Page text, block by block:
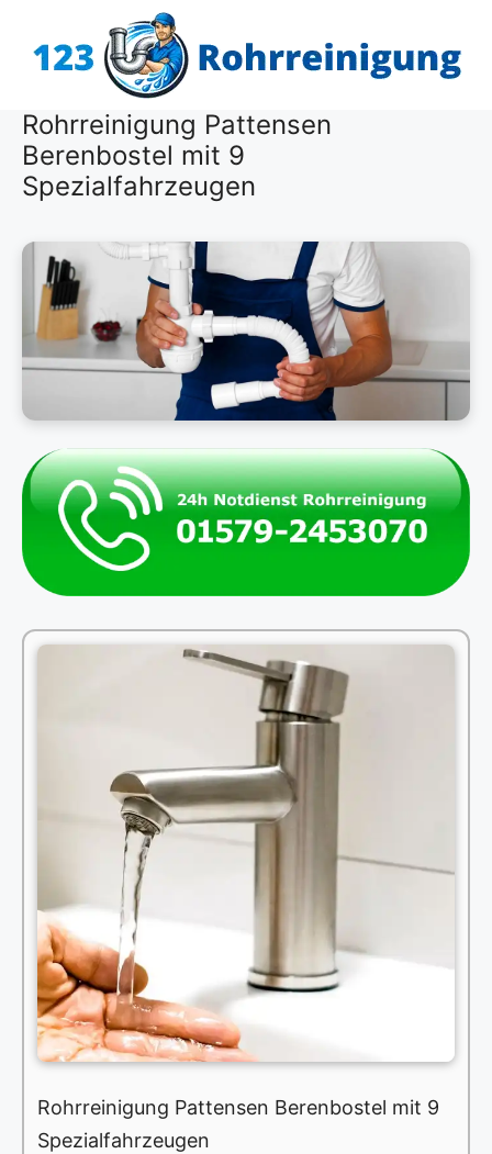
Inhalt
Rohrreinigung Pattensen
Berenbostel mit 9
Spezialfahrzeugen
Rohrreinigung Pattensen Berenbostel mit 9
Spezialfahrzeugen